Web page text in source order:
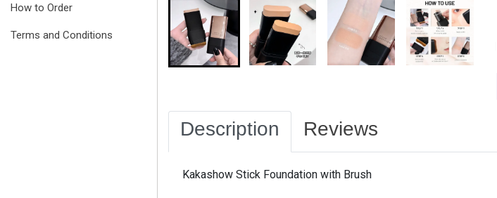
How to Order
Terms and Conditions
Description Reviews
Kakashow Stick Foundation with Brush